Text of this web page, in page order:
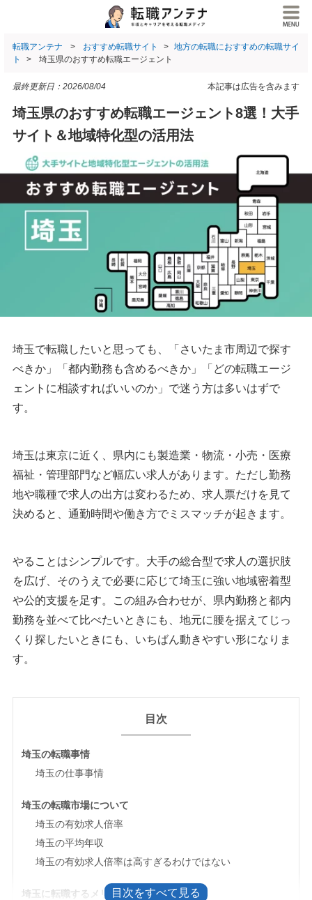
転職アンテナ おすすめ転職サイト
地方の転職におすすめの転職サイ
ト
埼玉県のおすすめ転職エージェント
本記事は広告を含みます
最終更新日： 2026/08/04
埼玉県のおすすめ転職エージェント8選！大手
サイト＆地域特化型の活用法
埼玉で転職したいと思っても、「さいたま市周辺で探す
べきか」「都内勤務も含めるべきか」「どの転職エージ
ェントに相談すればいいのか」で迷う方は多いはずで
す。
埼玉は東京に近く、県内にも製造業・物流・小売・医療
福祉・管理部門など幅広い求人があります。ただし勤務
地や職種で求人の出方は変わるため、求人票だけを見て
決めると、通勤時間や働き方でミスマッチが起きます。
やることはシンプルです。大手の総合型で求人の選択肢
を広げ、そのうえで必要に応じて埼玉に強い地域密着型
や公的支援を足す。この組み合わせが、県内勤務と都内
勤務を並べて比べたいときにも、地元に腰を据えてじっ
くり探したいときにも、いちばん動きやすい形になりま
す。
目次
埼玉の転職事情
埼玉の仕事事情
埼玉の転職市場について
埼玉の有効求人倍率
埼玉の平均年収
埼玉の有効求人倍率は高すぎるわけではない
埼玉に転職するメリット・デメリット